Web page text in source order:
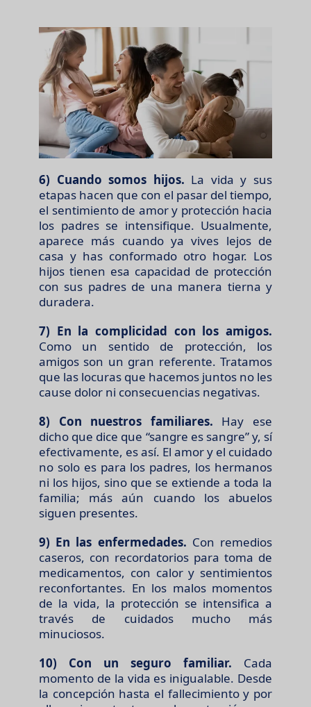
6) Cuando somos hijos. La vida y sus
etapas hacen que con el pasar del tiempo,
el sentimiento de amor y protección hacia
los padres se intensifique. Usualmente,
aparece más cuando ya vives lejos de
casa y has conformado otro hogar. Los
hijos tienen esa capacidad de protección
con sus padres de una manera tierna y
duradera.
7) En la complicidad con los amigos.
Como un sentido de protección, los
amigos son un gran referente. Tratamos
que las locuras que hacemos juntos no les
cause dolor ni consecuencias negativas.
8) Con nuestros familiares. Hay ese
dicho que dice que “sangre es sangre” y, sí
efectivamente, es así. El amor y el cuidado
no solo es para los padres, los hermanos
ni los hijos, sino que se extiende a toda la
familia; más aún cuando los abuelos
siguen presentes.
9) En las enfermedades. Con remedios
caseros, con recordatorios para toma de
medicamentos, con calor y sentimientos
reconfortantes. En los malos momentos
de la vida, la protección se intensifica a
través de cuidados mucho más
minuciosos.
10) Con un seguro familiar. Cada
momento de la vida es inigualable. Desde
la concepción hasta el fallecimiento y por